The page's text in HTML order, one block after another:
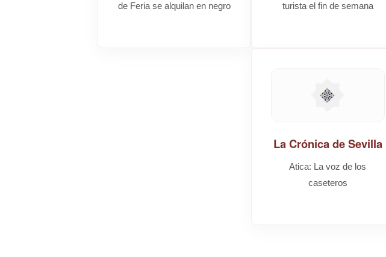
de Feria se alquilan en negro
turista el fin de semana
La Crónica de Sevilla
Atica: La voz de los
caseteros